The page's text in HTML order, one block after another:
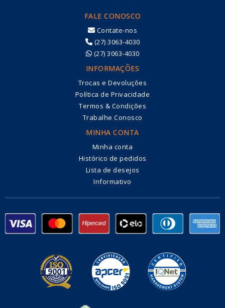
FALE CONOSCO
Contate-nos
(27) 3063-4030
(27) 3063-4030
INFORMAÇÕES
Trocas e Devoluções
Política de Privacidade
Termos & Condições
Trabalhe Conosco
MINHA CONTA
Minha conta
Histórico de pedidos
Lista de desejos
Informativo